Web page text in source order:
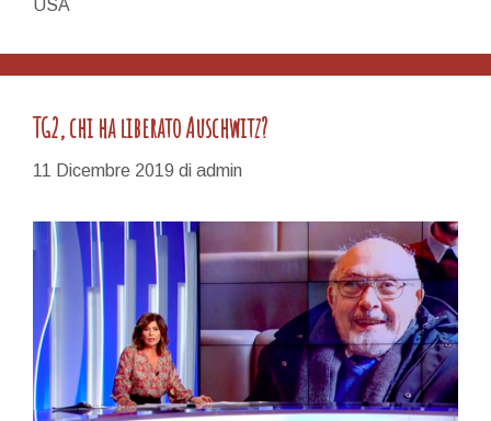
USA
TG2, chi ha liberato Auschwitz?
11 Dicembre 2019 di admin